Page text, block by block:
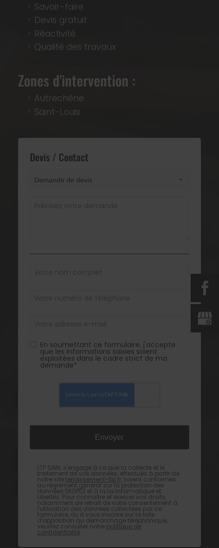
Savoir-faire
Devis gratuit
Réactivité
Qualité des travaux
Zones d'intervention :
Autrechêne
Saint-Louis
Devis / Contact
En soumettant ce formulaire, j'accepte
que les informations saisies soient
exploitées dans le cadre strict de ma
demande*
LTP SARL s'engage à ce que la collecte et le
traitement de vos données, effectués à partir de
notre siteterrassement-ltp.fr, soient conformes
au règlement général sur la protection des
données (RGPD) et à la loi Informatique et
Libertés. Pour connaître et exercer vos droits,
notamment de retrait de votre consentement à
l'utilisation des données collectées par ce
formulaire, ou à vous inscrire sur la liste
d'opposition au démarchage téléphonique,
veuillez consulter notre politique de
confidentialité